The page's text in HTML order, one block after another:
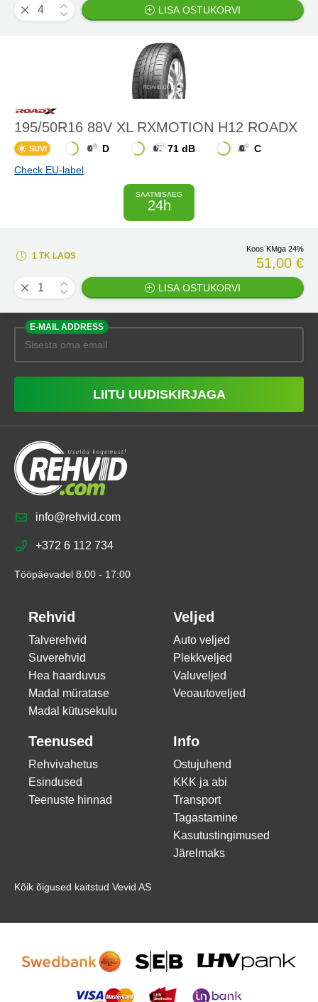
LISA OSTUKORVI
195/50R16 88V XL RXMOTION H12 ROADX
SUVI D 71 dB
C
Check EU-label
SAATMISAEG
24h
1 TK LAOS
Koos KMga 24%
51,00 €
LISA OSTUKORVI
E-MAIL ADDRESS
LIITU UUDISKIRJAGA
info@rehvid.com
+372 6 112 734
Tööpäevadel 8:00 - 17:00
Rehvid
Talverehvid
Suverehvid
Hea haarduvus
Madal müratase
Madal kütusekulu
Veljed
Auto veljed
Plekkveljed
Valuveljed
Veoautoveljed
Teenused
Rehvivahetus
Esindused
Teenuste hinnad
Info
Ostujuhend
KKK ja abi
Transport
Tagastamine
Kasutustingimused
Järelmaks
Kõik õigused kaitstud Vevid AS